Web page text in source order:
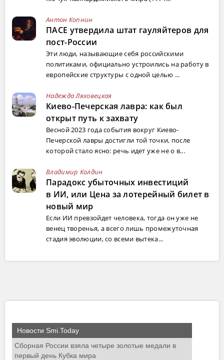
Антон Копнин
ПАСЕ утвердила штат гауляйтеров для
пост-России
Эти люди, называющие себя российскими
политиками, официально устроились на работу в
европейские структуры с одной целью ...
Надежда Ляховецкая
Киево-Печерская лавра: как был
открыт путь к захвату
Весной 2023 года события вокруг Киево-
Печерской лавры достигли той точки, после
которой стало ясно: речь идет уже не о в...
Владимир Колдин
Парадокс убыточных инвестиций
в ИИ, или Цена за лотерейный билет в
новый мир
Если ИИ превзойдет человека, тогда он уже не
венец творенья, а всего лишь промежуточная
стадия эволюции, со всеми вытека...